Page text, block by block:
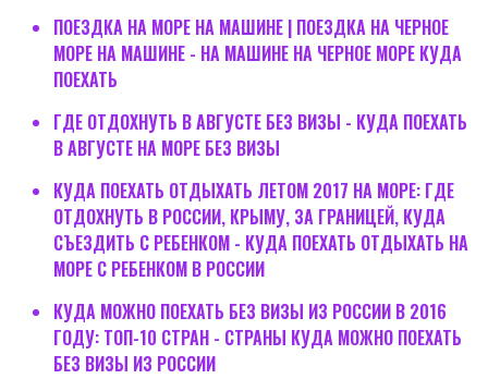
ПОЕЗДКА НА МОРЕ НА МАШИНЕ | ПОЕЗДКА НА ЧЕРНОЕ
МОРЕ НА МАШИНЕ - НА МАШИНЕ НА ЧЕРНОЕ МОРЕ КУДА
ПОЕХАТЬ
ГДЕ ОТДОХНУТЬ В АВГУСТЕ БЕЗ ВИЗЫ - КУДА ПОЕХАТЬ
В АВГУСТЕ НА МОРЕ БЕЗ ВИЗЫ
КУДА ПОЕХАТЬ ОТДЫХАТЬ ЛЕТОМ 2017 НА МОРЕ: ГДЕ
ОТДОХНУТЬ В РОССИИ, КРЫМУ, ЗА ГРАНИЦЕЙ, КУДА
СЪЕЗДИТЬ С РЕБЕНКОМ - КУДА ПОЕХАТЬ ОТДЫХАТЬ НА
МОРЕ С РЕБЕНКОМ В РОССИИ
КУДА МОЖНО ПОЕХАТЬ БЕЗ ВИЗЫ ИЗ РОССИИ В 2016
ГОДУ: ТОП-10 СТРАН - СТРАНЫ КУДА МОЖНО ПОЕХАТЬ
БЕЗ ВИЗЫ ИЗ РОССИИ